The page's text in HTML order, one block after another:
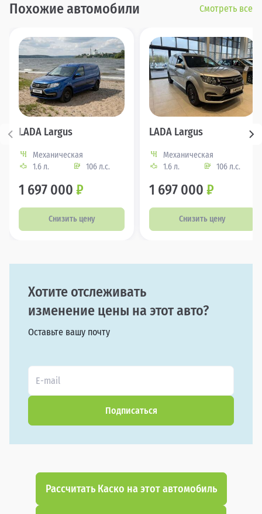
Похожие автомобили Смотреть все
LADA Largus
Механическая
1.6 л.
106 л.с.
1 697 000 ₽
Снизить цену
LADA Largus
Механическая
1.6 л.
106 л.с.
1 697 000 ₽
Снизить цену
Хотите отслеживать
изменение цены на этот авто?
Оставьте вашу почту
Подписаться
Рассчитать Каско на этот автомобиль